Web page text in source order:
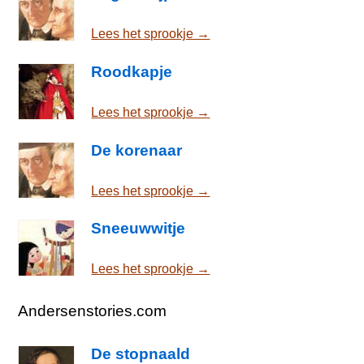
Lees het sprookje →
Roodkapje
Lees het sprookje →
De korenaar
Lees het sprookje →
Sneeuwwitje
Lees het sprookje →
Andersenstories.com
De stopnaald